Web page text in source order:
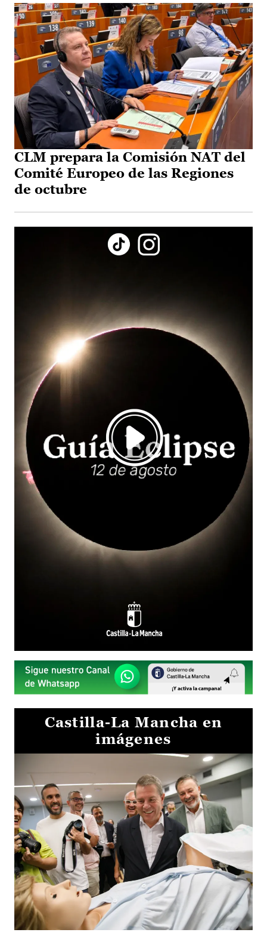
CLM prepara la Comisión NAT del
Comité Europeo de las Regiones
de octubre
Castilla-La Mancha en
imágenes